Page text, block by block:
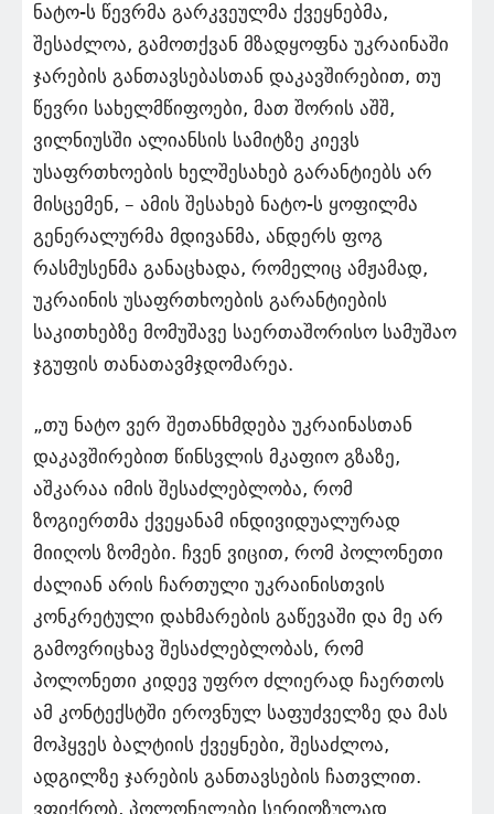
ნატო-ს წევრმა გარკვეულმა ქვეყნებმა,
შესაძლოა, გამოთქვან მზადყოფნა უკრაინაში
ჯარების განთავსებასთან დაკავშირებით, თუ
წევრი სახელმწიფოები, მათ შორის აშშ,
ვილნიუსში ალიანსის სამიტზე კიევს
უსაფრთხოების ხელშესახებ გარანტიებს არ
მისცემენ, – ამის შესახებ ნატო-ს ყოფილმა
გენერალურმა მდივანმა, ანდერს ფოგ
რასმუსენმა განაცხადა, რომელიც ამჟამად,
უკრაინის უსაფრთხოების გარანტიების
საკითხებზე მომუშავე საერთაშორისო სამუშაო
ჯგუფის თანათავმჯდომარეა.
„თუ ნატო ვერ შეთანხმდება უკრაინასთან
დაკავშირებით წინსვლის მკაფიო გზაზე,
აშკარაა იმის შესაძლებლობა, რომ
ზოგიერთმა ქვეყანამ ინდივიდუალურად
მიიღოს ზომები. ჩვენ ვიცით, რომ პოლონეთი
ძალიან არის ჩართული უკრაინისთვის
კონკრეტული დახმარების გაწევაში და მე არ
გამოვრიცხავ შესაძლებლობას, რომ
პოლონეთი კიდევ უფრო ძლიერად ჩაერთოს
ამ კონტექსტში ეროვნულ საფუძველზე და მას
მოჰყვეს ბალტიის ქვეყნები, შესაძლოა,
ადგილზე ჯარების განთავსების ჩათვლით.
ვფიქრობ, პოლონელები სერიოზულად